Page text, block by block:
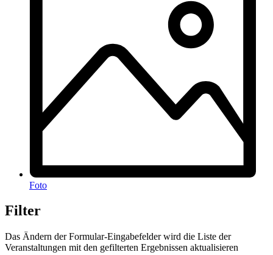
Foto
Filter
Das Ändern der Formular-Eingabefelder wird die Liste der
Veranstaltungen mit den gefilterten Ergebnissen aktualisieren